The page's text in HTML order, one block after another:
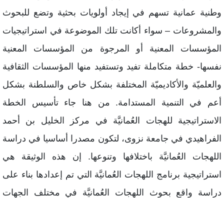
عمانية تسهم في إيجاد أولويات بحثية وتضع للبحوث
– سواء أكانت تلك الموضوعة في استراتيجيات
المعنية أو المرجوة من المؤسسات المعنية
خطة متكاملة تفيد وتستفيد منها المؤسسات الثقافية
والأكاديميّة المختلفة بشكل خاص والسلطنة بشكل
في التنمية المستدامة. من هنا جاء تأسيس الخطة
للهجات العُمانيَّة في مركز الخليل بن أحمد
في جامعة نزوى، لتكون مصدرا أساسيا في دراسة
العُمانيَّة باختلافها وتنوعها. إن هذه الوثيقة هي
برنامج اللهجات العُمانيَّة التي تم إعدادها بناء على
واقع بحوث اللهجات العُمانيَّة في مختلف الجهات